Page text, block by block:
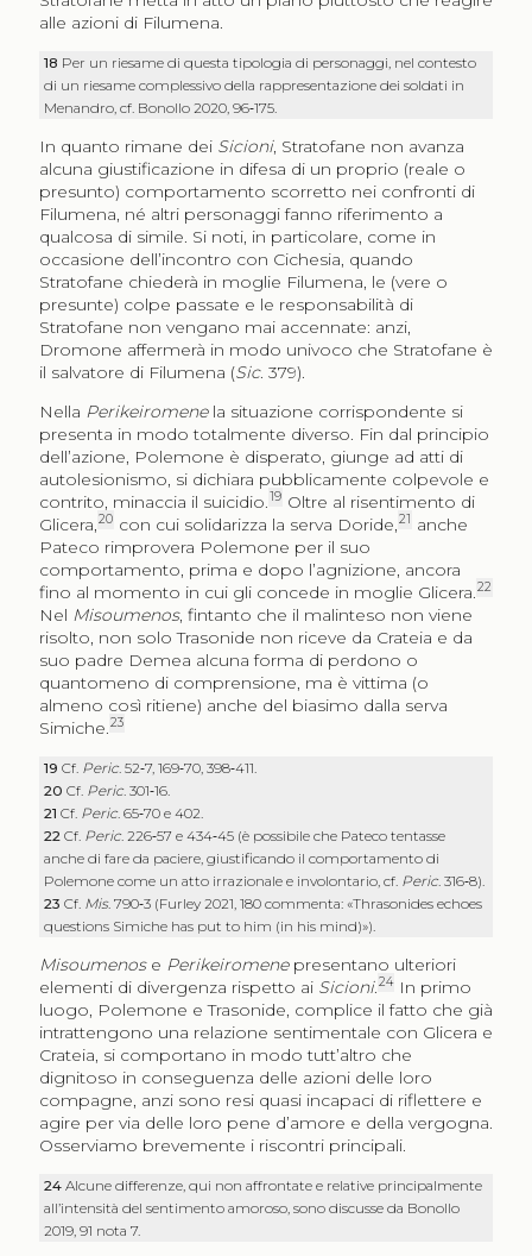
alle azioni di Filumena.
18 Per un riesame di questa tipologia di personaggi, nel contesto
di un riesame complessivo della rappresentazione dei soldati in
Menandro, cf. Bonollo 2020, 96‑175.
In quanto rimane dei Sicioni, Stratofane non avanza
alcuna giustificazione in difesa di un proprio (reale o
presunto) comportamento scorretto nei confronti di
Filumena, né altri personaggi fanno riferimento a
qualcosa di simile. Si noti, in particolare, come in
occasione dell’incontro con Cichesia, quando
Stratofane chiederà in moglie Filumena, le (vere o
presunte) colpe passate e le responsabilità di
Stratofane non vengano mai accennate: anzi,
Dromone affermerà in modo univoco che Stratofane è
il salvatore di Filumena (Sic. 379).
Nella Perikeiromenela situazione corrispondente si
presenta in modo totalmente diverso. Fin dal principio
dell’azione, Polemone è disperato, giunge ad atti di
autolesionismo, si dichiara pubblicamente colpevole e
contrito, minaccia il suicidio.19 Oltre al risentimento di
Glicera,20 con cui solidarizza la serva Doride,21 anche
Pateco rimprovera Polemone per il suo
comportamento, prima e dopo l’agnizione, ancora
fino al momento in cui gli concede in moglie Glicera.22
Nel Misoumenos, fintanto che il malinteso non viene
risolto, non solo Trasonide non riceve da Crateia e da
suo padre Demea alcuna forma di perdono o
quantomeno di comprensione, ma è vittima (o
almeno così ritiene) anche del biasimo dalla serva
Simiche.23
19Cf. Peric. 52‑7, 169‑70, 398‑411.
20Cf. Peric. 301‑16.
21Cf. Peric. 65‑70 e 402.
22Cf. Peric. 226‑57 e 434‑45 (è possibile che Pateco tentasse
anche di fare da paciere, giustificando il comportamento di
Polemone come un atto irrazionale e involontario, cf. Peric. 316‑8).
23Cf. Mis. 790‑3 (Furley 2021, 180 commenta: «Thrasonides echoes
questions Simiche has put to him (in his mind)»).
Misoumenose Perikeiromenepresentano ulteriori
elementi di divergenza rispetto ai Sicioni.24In primo
luogo, Polemone e Trasonide, complice il fatto che già
intrattengono una relazione sentimentale con Glicera e
Crateia, si comportano in modo tutt’altro che
dignitoso in conseguenza delle azioni delle loro
compagne, anzi sono resi quasi incapaci di riflettere e
agire per via delle loro pene d’amore e della vergogna.
Osserviamo brevemente i riscontri principali.
24Alcune differenze, qui non affrontate e relative principalmente
all’intensità del sentimento amoroso, sono discusse da Bonollo
2019, 91 nota 7.